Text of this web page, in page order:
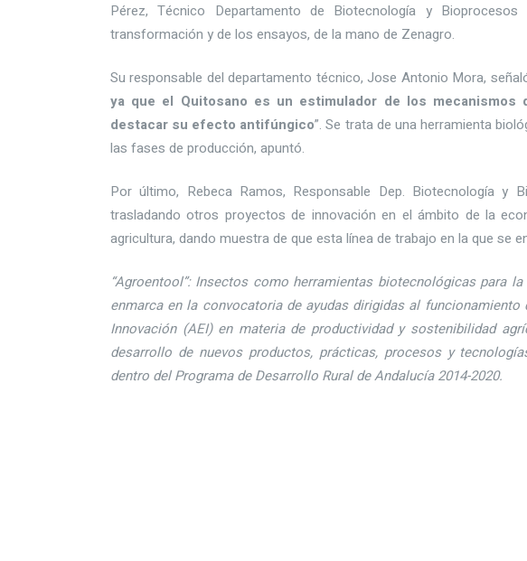
Pérez, Técnico Departamento de Biotecnología y
transformación y de los ensayos, de la mano de Zenagro.
Su responsable del departamento técnico, Jose Antonio Mora,
ya que el Quitosano es un estimulador de los mecanismos
destacar su efecto antifúngico”. Se trata de una herramienta
las fases de producción, apuntó.
Por último, Rebeca Ramos, Responsable Dep. Biotecnología y
trasladando otros proyectos de innovación en el ámbito de la
agricultura, dando muestra de que esta línea de trabajo en la que se
“Agroentool”: Insectos como herramientas biotecnológicas para
enmarca en la convocatoria de ayudas dirigidas al
Innovación (AEI) en materia de productividad y sostenibilidad
desarrollo de nuevos productos, prácticas, procesos y
dentro del Programa de Desarrollo Rural de Andalucía 2014-2020.